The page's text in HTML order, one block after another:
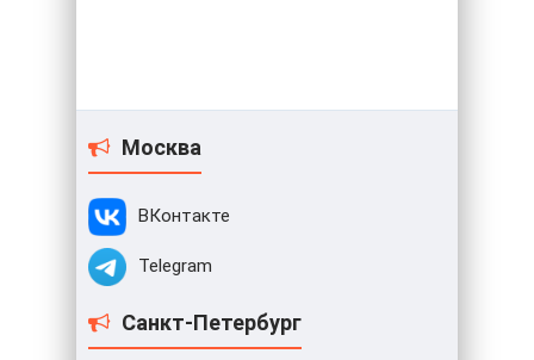
Москва
ВКонтакте
Telegram
Санкт-Петербург